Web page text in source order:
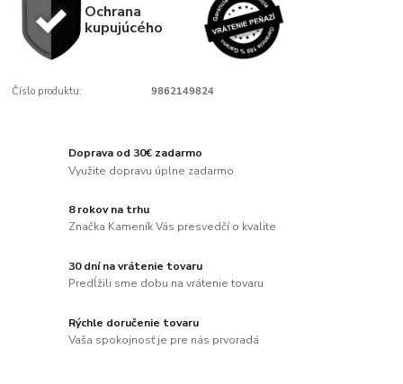
Ochrana
kupujúcého
Číslo produktu: 9862149824
Doprava od 30€ zadarmo
Využite dopravu úplne zadarmo
8 rokov na trhu
Značka Kameník Vás presvedčí o kvalite
30 dní na vrátenie tovaru
Predĺžili sme dobu na vrátenie tovaru
Rýchle doručenie tovaru
Vaša spokojnosť je pre nás prvoradá